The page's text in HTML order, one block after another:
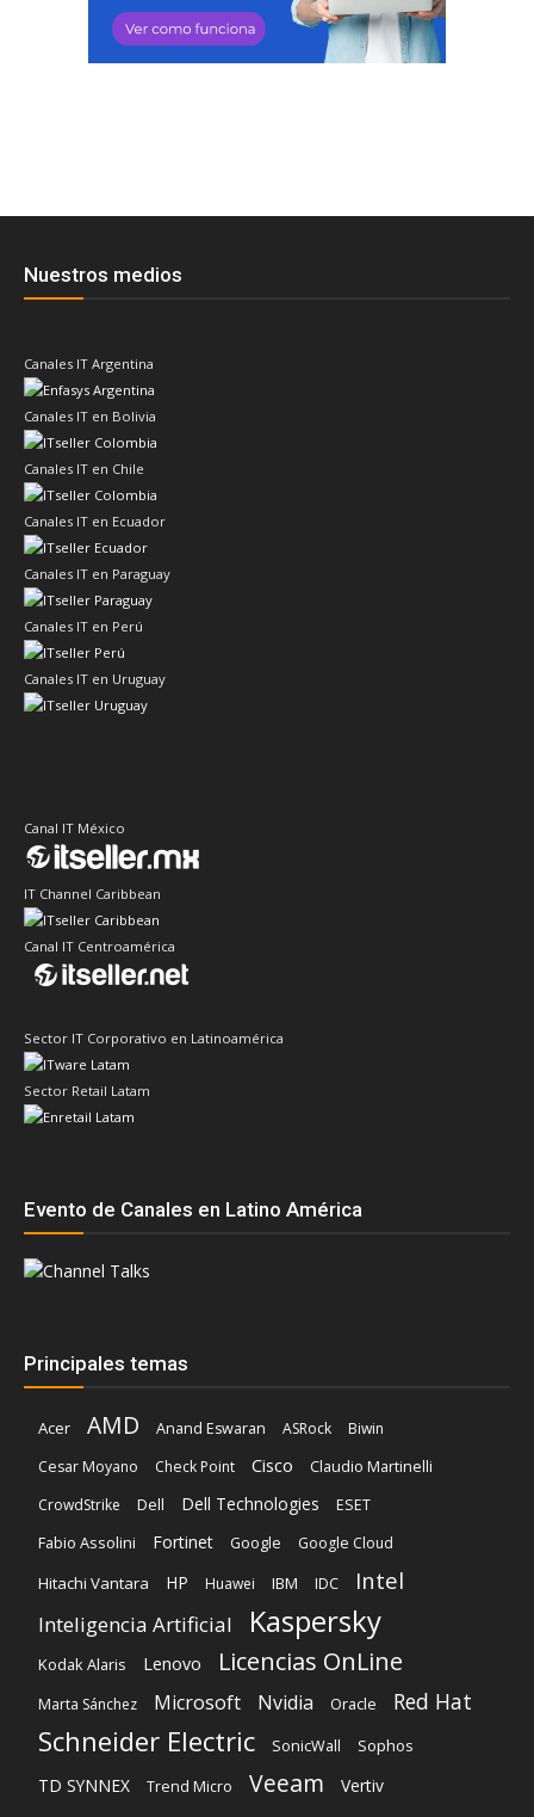
Nuestros medios
Canales IT Argentina
Canales IT en Bolivia
Canales IT en Chile
Canales IT en Ecuador
Canales IT en Paraguay
Canales IT en Perú
Canales IT en Uruguay
Canal IT México
IT Channel Caribbean
Canal IT Centroamérica
Sector IT Corporativo en Latinoamérica
Sector Retail Latam
Evento de Canales en Latino América
Principales temas
Acer AMD Anand Eswaran ASRock
Biwin
Cesar Moyano
Check Point Cisco
Claudio Martinelli
CrowdStrike
Dell Dell Technologies ESET
Fabio Assolini Fortinet Google Google Cloud
Hitachi Vantara HP Huawei IBM IDC Intel
Inteligencia Artificial Kaspersky
Kodak Alaris Lenovo Licencias OnLine
Marta Sánchez Microsoft Nvidia Oracle Red Hat
Schneider Electric SonicWall Sophos
TD SYNNEX Trend Micro Veeam Vertiv